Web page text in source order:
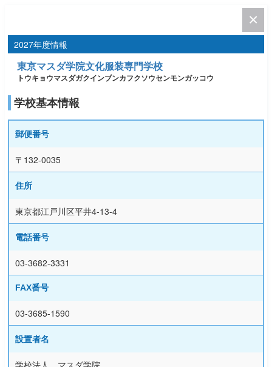
2027年度情報
東京マスダ学院文化服装専門学校
トウキョウマスダガクインブンカフクソウセンモンガッコウ
学校基本情報
郵便番号
〒132-0035
住所
東京都江戸川区平井4-13-4
電話番号
03-3682-3331
FAX番号
03-3685-1590
設置者名